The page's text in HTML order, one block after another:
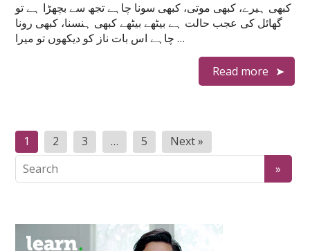
کبھی ہیرے، کبھی موتی، کبھی سونا چاہے تجھ سے بچھڑا ہے تو
گھائل کی عجب حالت ہے بیٹھے بیٹھے کبھی ہنسنا، کبھی رونا
چاہے اس بات ناز کو دیکھوں تو میرا …
Read more
Posts
navigation
1 2 3 … 5 Next »